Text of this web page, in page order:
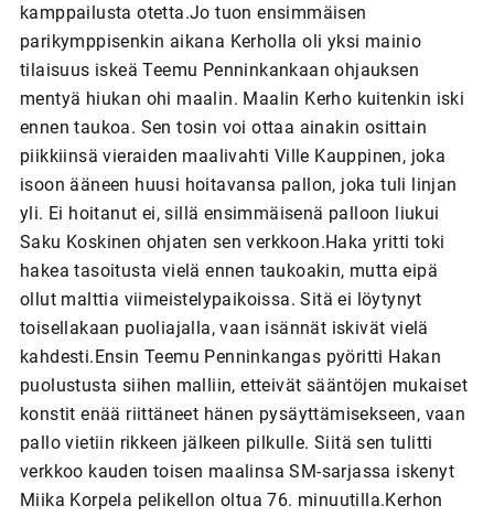
kamppailusta otetta.Jo tuon ensimmäisen
parikymppisenkin aikana Kerholla oli yksi mainio
tilaisuus iskeä Teemu Penninkankaan ohjauksen
mentyä hiukan ohi maalin. Maalin Kerho kuitenkin iski
ennen taukoa. Sen tosin voi ottaa ainakin osittain
piikkiinsä vieraiden maalivahti Ville Kauppinen, joka
isoon ääneen huusi hoitavansa pallon, joka tuli linjan
yli. Ei hoitanut ei, sillä ensimmäisenä palloon liukui
Saku Koskinen ohjaten sen verkkoon.Haka yritti toki
hakea tasoitusta vielä ennen taukoakin, mutta eipä
ollut malttia viimeistelypaikoissa. Sitä ei löytynyt
toisellakaan puoliajalla, vaan isännät iskivät vielä
kahdesti.Ensin Teemu Penninkangas pyöritti Hakan
puolustusta siihen malliin, etteivät sääntöjen mukaiset
konstit enää riittäneet hänen pysäyttämisekseen, vaan
pallo vietiin rikkeen jälkeen pilkulle. Siitä sen tulitti
verkkoo kauden toisen maalinsa SM-sarjassa iskenyt
Miika Korpela pelikellon oltua 76. minuutilla.Kerhon